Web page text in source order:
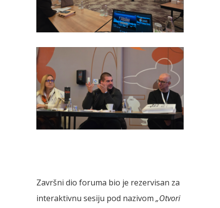
Završni dio foruma bio je rezervisan za
interaktivnu sesiju pod nazivom „Otvori